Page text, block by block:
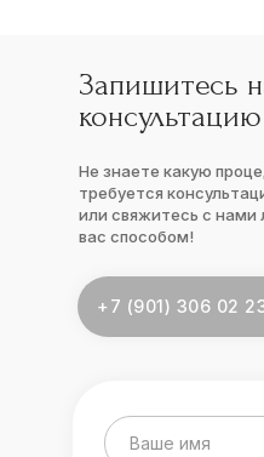
Не знаете какую
требуется
или свяжитесь с
вас способом!
Запишитесь
консультацию
+7 (901) 306 02